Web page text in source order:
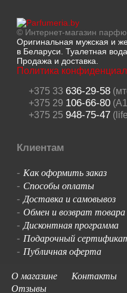
© Интернет-магазин
Оригинальная мужская и
в Беларуси. Туалетная
Продажа и доставка.
Политика
+375 33 636-29-58
+375 29 106-66-80
+375 25 948-75-47
Клиентам
- Как оформить заказ
- Способы оплаты
-Доставка и самовывоз
- Обмен и возврат товара
-Дисконтная программа
- Подарочный
- Публичная оферта
О магазине
Контакты
Отзывы